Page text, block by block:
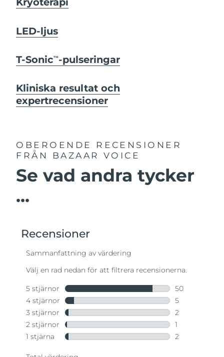
LED-ljus
T-SonicTM -pulseringar
Kliniska resultat och
expertrecensioner
OBEROENDE RECENSIONER
FRÅN BAZAAR VOICE
Se vad andra tycker
...